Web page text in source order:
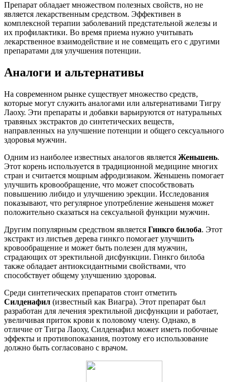
Препарат обладает множеством полезных свойств, но не
является лекарственным средством. Эффективен в
комплексной терапии заболеваний предстательной железы и
их профилактики. Во время приема нужно учитывать
лекарственное взаимодействие и не совмещать его с другими
препаратами для улучшения потенции.
Аналоги и альтернативы
На современном рынке существует множество средств,
которые могут служить аналогами или альтернативами Тигру
Лаоху. Эти препараты и добавки варьируются от натуральных
травяных экстрактов до синтетических веществ,
направленных на улучшение потенции и общего сексуального
здоровья мужчин.
Одним из наиболее известных аналогов является Женьшень.
Этот корень используется в традиционной медицине многих
стран и считается мощным афродизиаком. Женьшень помогает
улучшить кровообращение, что может способствовать
повышению либидо и улучшению эрекции. Исследования
показывают, что регулярное употребление женьшеня может
положительно сказаться на сексуальной функции мужчин.
Другим популярным средством является Гинкго билоба. Этот
экстракт из листьев дерева гинкго помогает улучшить
кровообращение и может быть полезен для мужчин,
страдающих от эректильной дисфункции. Гинкго билоба
также обладает антиоксидантными свойствами, что
способствует общему улучшению здоровья.
Среди синтетических препаратов стоит отметить
Силденафил (известный как Виагра). Этот препарат был
разработан для лечения эректильной дисфункции и работает,
увеличивая приток крови к половому члену. Однако, в
отличие от Тигра Лаоху, Силденафил может иметь побочные
эффекты и противопоказания, поэтому его использование
должно быть согласовано с врачом.